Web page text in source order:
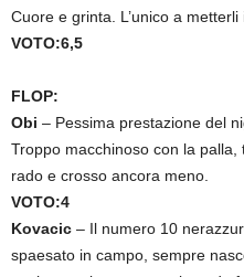
Cuore e grinta. L’unico a metterli
VOTO:6,5
FLOP:
Obi – Pessima prestazione del
Troppo macchinoso con la
rado e crosso ancora meno.
VOTO:4
Kovacic – Il numero 10
spaesato in campo, sempre